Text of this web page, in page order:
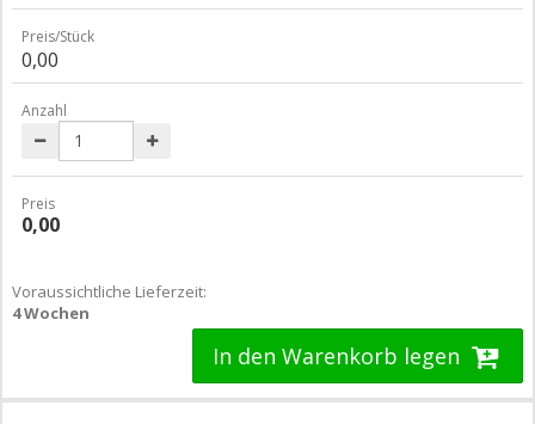
Preis/Stück
0,00
Anzahl
Preis
0,00
Voraussichtliche Lieferzeit:
4 Wochen
In den Warenkorb legen